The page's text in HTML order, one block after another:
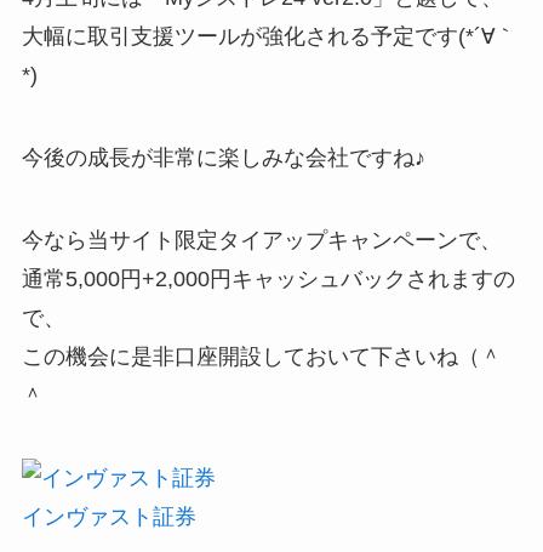
大幅に取引支援ツールが強化される予定です(*´∀｀
*)
今後の成長が非常に楽しみな会社ですね♪
今なら当サイト限定タイアップキャンペーンで、
通常5,000円+2,000円キャッシュバックされますの
で、
この機会に是非口座開設しておいて下さいね（＾
＾
インヴァスト証券